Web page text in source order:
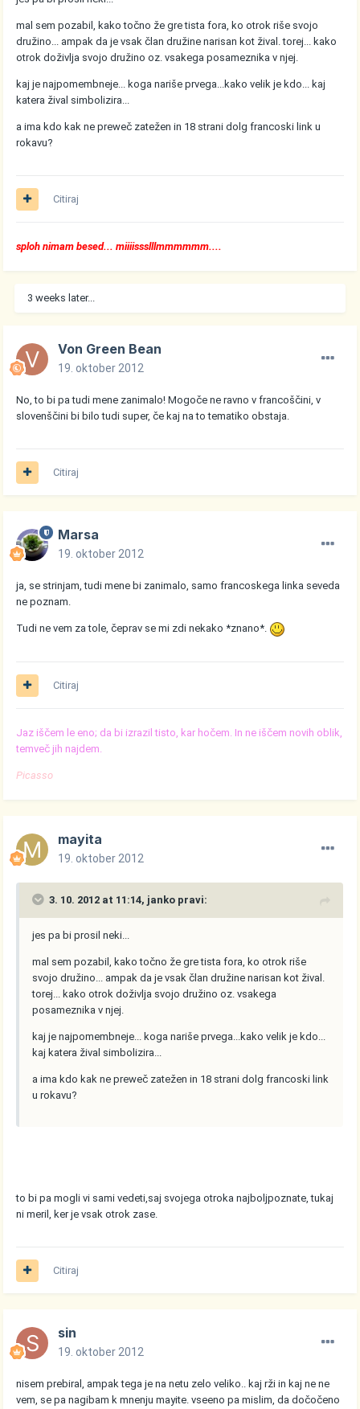
mal sem pozabil, kako točno že gre tista fora, ko otrok riše svojo
družino... ampak da je vsak član družine narisan kot žival. torej... kako
otrok doživlja svojo družino oz. vsakega posameznika v njej.
kaj je najpomembneje... koga nariše prvega...kako velik je kdo... kaj
katera žival simbolizira...
a ima kdo kak ne preweč zatežen in 18 strani dolg francoski link u
rokavu?
Citiraj
sploh nimam besed... miiiissslllmmmmmm....
3 weeks later...
Von Green Bean
19. oktober 2012
No, to bi pa tudi mene zanimalo! Mogoče ne ravno v francoščini, v
slovenščini bi bilo tudi super, če kaj na to tematiko obstaja.
Citiraj
Marsa
19. oktober 2012
ja, se strinjam, tudi mene bi zanimalo, samo francoskega linka seveda
ne poznam.
Tudi ne vem za tole, čeprav se mi zdi nekako *znano*.
Citiraj
Jaz iščem le eno; da bi izrazil tisto, kar hočem. In ne iščem novih oblik,
temveč jih najdem.
Picasso
mayita
19. oktober 2012
3. 10. 2012 at 11:14, janko pravi:
jes pa bi prosil neki...
mal sem pozabil, kako točno že gre tista fora, ko otrok riše
svojo družino... ampak da je vsak član družine narisan kot žival.
torej... kako otrok doživlja svojo družino oz. vsakega
posameznika v njej.
kaj je najpomembneje... koga nariše prvega...kako velik je kdo...
kaj katera žival simbolizira...
a ima kdo kak ne preweč zatežen in 18 strani dolg francoski link
u rokavu?
to bi pa mogli vi sami vedeti,saj svojega otroka najboljpoznate, tukaj
ni meril, ker je vsak otrok zase.
Citiraj
sin
19. oktober 2012
nisem prebiral, ampak tega je na netu zelo veliko.. kaj rži in kaj ne ne
vem, se pa nagibam k mnenju mayite. vseeno pa mislim, da dočočeno